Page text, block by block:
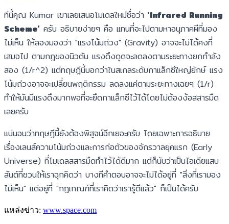
ทีนี้คุณ Kumar เขาเลยเสนอโมเดลใหม่ชื่อว่า 'Infrared Running
Scheme' ครับ อธิบายง่ายๆ คือ แทนที่จะไปตามหาอนุภาคผีที่มอง
ไม่เห็น ให้ลองมองว่า "แรงโน้มถ่วง" (Gravity) อาจจะไม่ได้คงที่
เสมอไป ตามกฎของนิวตัน แรงดึงดูดจะลดลงตามระยะทางยกกำลัง
สอง (1/r^2) แต่ทฤษฎีนี้บอกว่าในสเกลระดับกาแล็กซีใหญ่ยักษ์ แรง
โน้มถ่วงอาจจะเปลี่ยนพฤติกรรม ลดลงแค่ตามระยะทางเฉยๆ (1/r)
ทำให้มันมีแรงดึงมากพอที่จะยึดกาแล็กซีไว้ได้โดยไม่ต้องง้อสสารมืด
เลยครับ
แน่นอนว่าทฤษฎีนี้ยังต้องพิสูจน์อีกเยอะครับ โดยเฉพาะการอธิบาย
เรื่องเลนส์ความโน้มถ่วงและการก่อตัวของจักรวาลยุคแรก (Early
Universe) ที่โมเดลสสารมืดทำไว้ได้ดีมาก แต่ก็นับว่าเป็นไอเดียแสบ
สันต์ที่ชวนให้เราฉุกคิดว่า บางทีคำตอบอาจจะไม่ได้อยู่ที่ "สิ่งที่เรามอง
ไม่เห็น" แต่อยู่ที่ "กฎเกณฑ์ที่เราคิดว่าเรารู้ดีแล้ว" ก็เป็นได้ครับ
แหล่งข่าว: www.space.com